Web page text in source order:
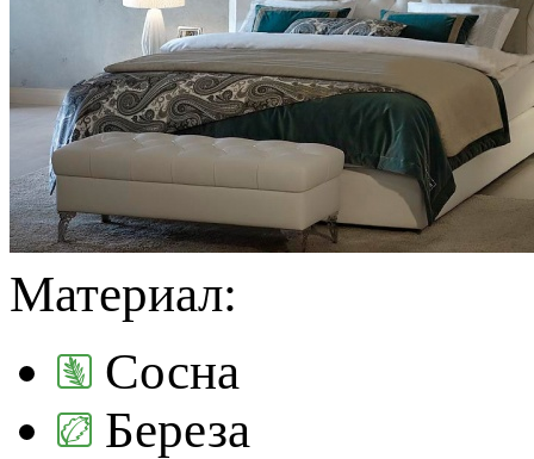
Материал:
Сосна
Береза